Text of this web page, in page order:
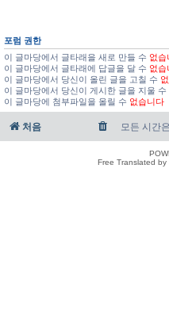
포럼 권한
이 글마당에서 글타래을 새로 만들 수 없습
이 글마당에서 글타래에 답글을 달 수 없습
이 글마당에서 당신이 올린 글을 고칠 수
이 글마당에서 당신이 게시한 글을 지울 수
이 글마당에 첨부파일을 올릴 수 없습니다
처음 모든 시간
Free Translated